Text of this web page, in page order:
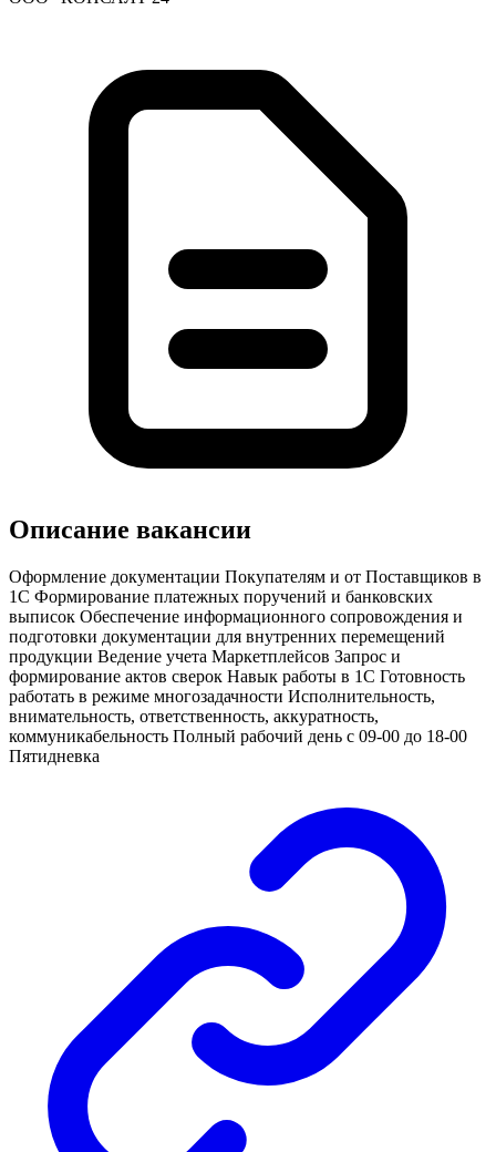
Описание вакансии
Оформление документации Покупателям и от Поставщиков в
1С Формирование платежных поручений и банковских
выписок Обеспечение информационного сопровождения и
подготовки документации для внутренних перемещений
продукции Ведение учета Маркетплейсов Запрос и
формирование актов сверок Навык работы в 1С Готовность
работать в режиме многозадачности Исполнительность,
внимательность, ответственность, аккуратность,
коммуникабельность Полный рабочий день с 09-00 до 18-00
Пятидневка